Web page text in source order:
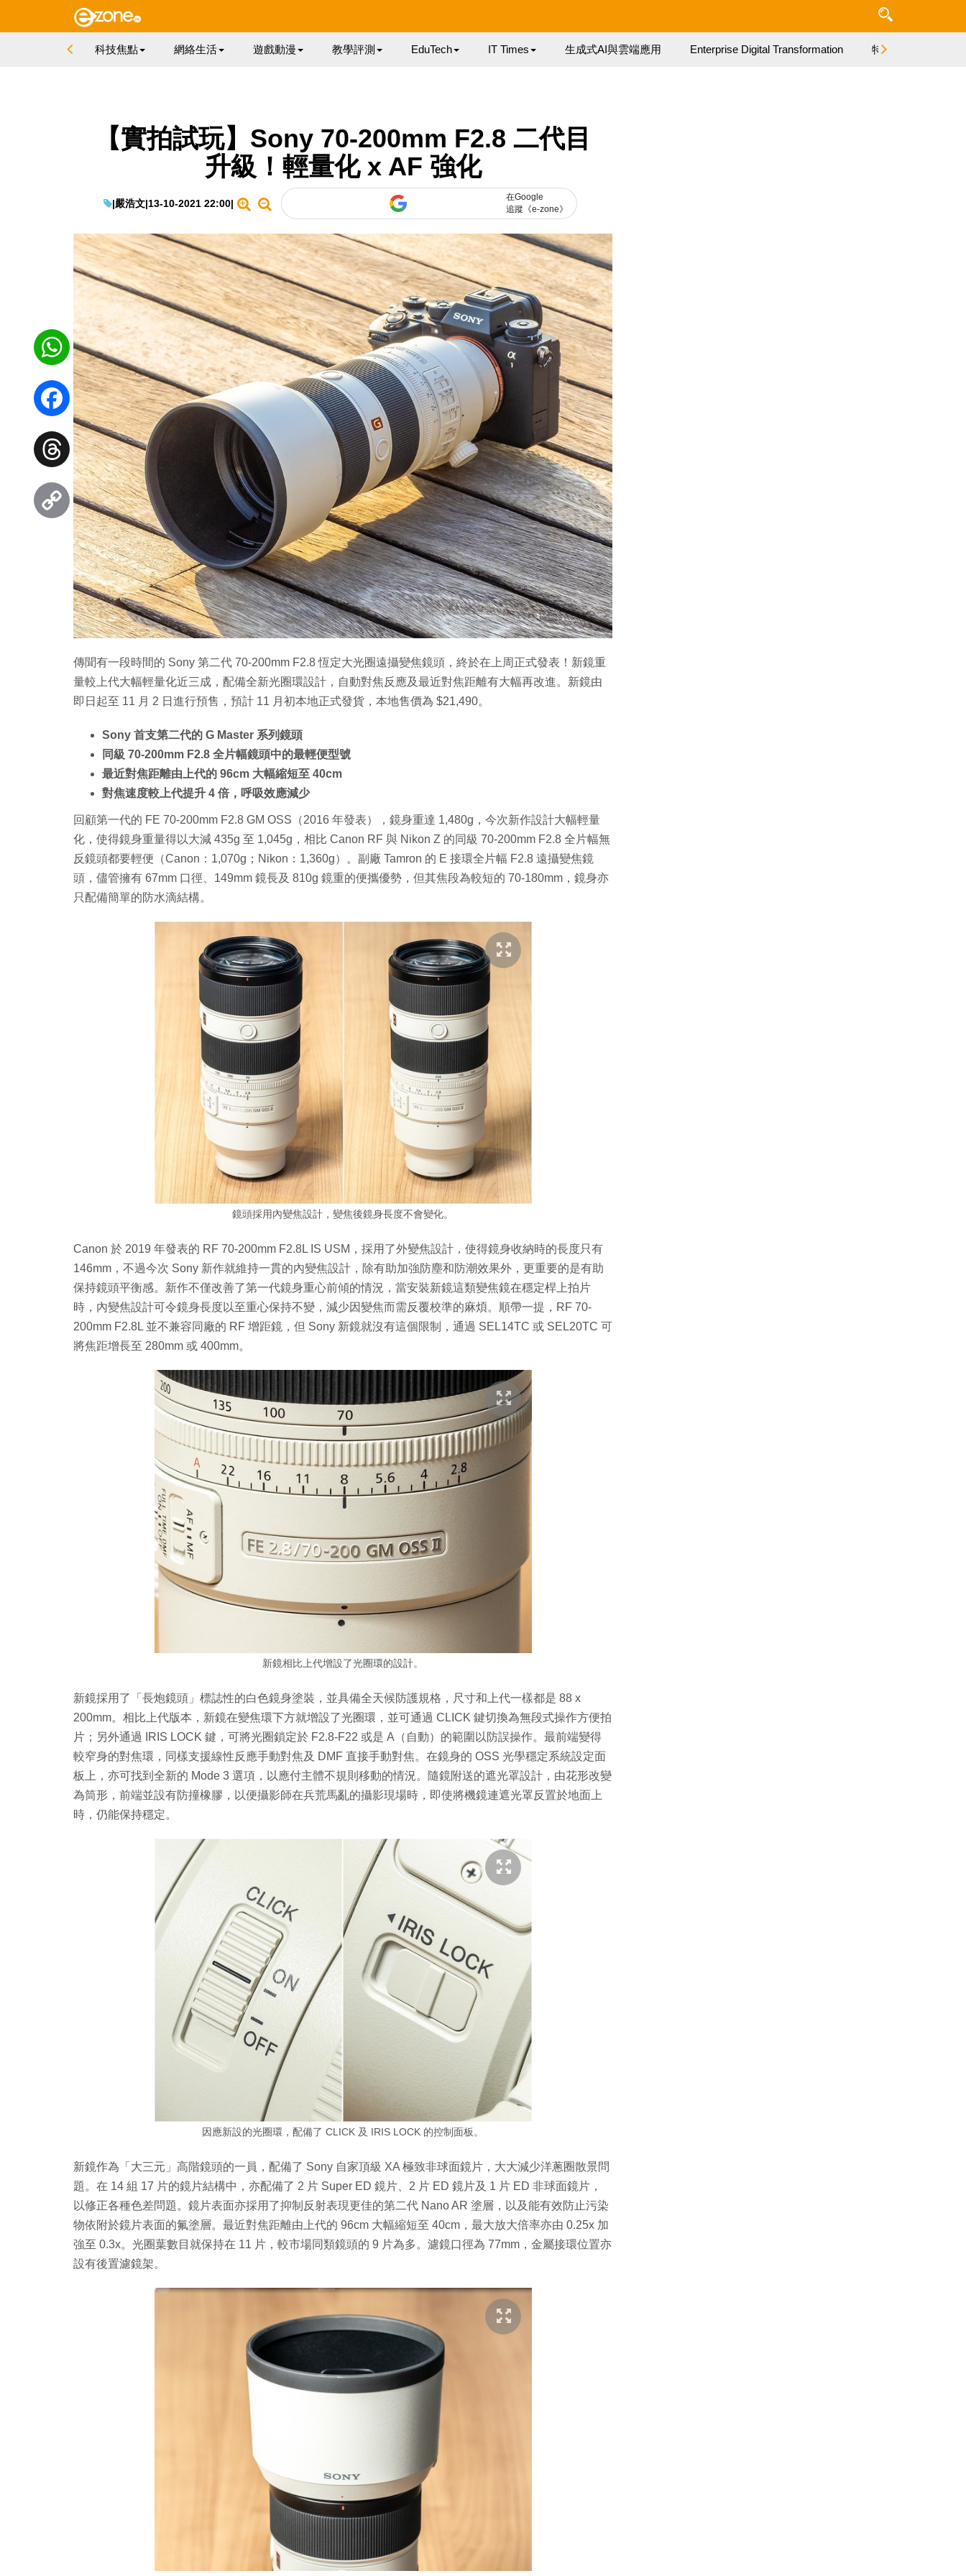
科技焦點 網絡生活 遊戲動漫 教學評測 EduTech IT Times 生成式AI與雲端應用 Enterprise Digital Transformation 特集
【實拍試玩】Sony 70-200mm F2.8 二代目
升級！輕量化 x AF 強化
|嚴浩文|13-10-2021 22:00|
在Google
追蹤《e-zone》
傳聞有一段時間的 Sony 第二代 70-200mm F2.8 恆定大光圈遠攝變焦鏡頭，終於在上周正式發表！新鏡重
量較上代大幅輕量化近三成，配備全新光圈環設計，自動對焦反應及最近對焦距離有大幅再改進。新鏡由
即日起至 11 月 2 日進行預售，預計 11 月初本地正式發貨，本地售價為 $21,490。
Sony 首支第二代的 G Master 系列鏡頭
同級 70-200mm F2.8 全片幅鏡頭中的最輕便型號
最近對焦距離由上代的 96cm 大幅縮短至 40cm
對焦速度較上代提升 4 倍，呼吸效應減少
回顧第一代的 FE 70-200mm F2.8 GM OSS（2016 年發表），鏡身重達 1,480g，今次新作設計大幅輕量
化，使得鏡身重量得以大減 435g 至 1,045g，相比 Canon RF 與 Nikon Z 的同級 70-200mm F2.8 全片幅無
反鏡頭都要輕便（Canon：1,070g；Nikon：1,360g）。副廠 Tamron 的 E 接環全片幅 F2.8 遠攝變焦鏡
頭，儘管擁有 67mm 口徑、149mm 鏡長及 810g 鏡重的便攜優勢，但其焦段為較短的 70-180mm，鏡身亦
只配備簡單的防水滴結構。
鏡頭採用內變焦設計，變焦後鏡身長度不會變化。
Canon 於 2019 年發表的 RF 70-200mm F2.8L IS USM，採用了外變焦設計，使得鏡身收納時的長度只有
146mm，不過今次 Sony 新作就維持一貫的內變焦設計，除有助加強防塵和防潮效果外，更重要的是有助
保持鏡頭平衡感。新作不僅改善了第一代鏡身重心前傾的情況，當安裝新鏡這類變焦鏡在穩定桿上拍片
時，內變焦設計可令鏡身長度以至重心保持不變，減少因變焦而需反覆校準的麻煩。順帶一提，RF 70-
200mm F2.8L 並不兼容同廠的 RF 增距鏡，但 Sony 新鏡就沒有這個限制，通過 SEL14TC 或 SEL20TC 可
將焦距增長至 280mm 或 400mm。
新鏡相比上代增設了光圈環的設計。
新鏡採用了「長炮鏡頭」標誌性的白色鏡身塗裝，並具備全天候防護規格，尺寸和上代一樣都是 88 x
200mm。相比上代版本，新鏡在變焦環下方就增設了光圈環，並可通過 CLICK 鍵切換為無段式操作方便拍
片；另外通過 IRIS LOCK 鍵，可將光圈鎖定於 F2.8-F22 或是 A（自動）的範圍以防誤操作。最前端變得
較窄身的對焦環，同樣支援線性反應手動對焦及 DMF 直接手動對焦。在鏡身的 OSS 光學穩定系統設定面
板上，亦可找到全新的 Mode 3 選項，以應付主體不規則移動的情況。隨鏡附送的遮光罩設計，由花形改變
為筒形，前端並設有防撞橡膠，以便攝影師在兵荒馬亂的攝影現場時，即使將機鏡連遮光罩反置於地面上
時，仍能保持穩定。
因應新設的光圈環，配備了 CLICK 及 IRIS LOCK 的控制面板。
新鏡作為「大三元」高階鏡頭的一員，配備了 Sony 自家頂級 XA 極致非球面鏡片，大大減少洋蔥圈散景問
題。在 14 組 17 片的鏡片結構中，亦配備了 2 片 Super ED 鏡片、2 片 ED 鏡片及 1 片 ED 非球面鏡片，
以修正各種色差問題。鏡片表面亦採用了抑制反射表現更佳的第二代 Nano AR 塗層，以及能有效防止污染
物依附於鏡片表面的氟塗層。最近對焦距離由上代的 96cm 大幅縮短至 40cm，最大放大倍率亦由 0.25x 加
強至 0.3x。光圈葉數目就保持在 11 片，較市場同類鏡頭的 9 片為多。濾鏡口徑為 77mm，金屬接環位置亦
設有後置濾鏡架。
WhatsApp
Facebook
Threads
Copy
Link